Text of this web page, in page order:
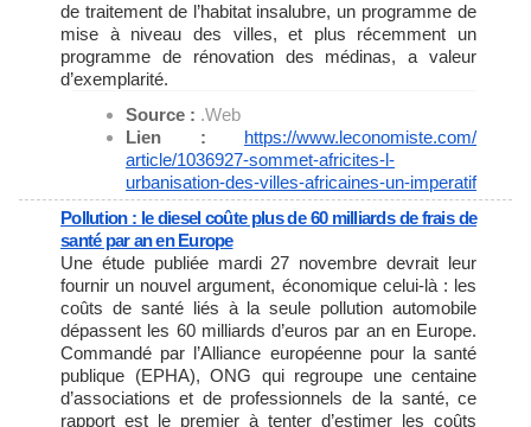
de traitement de l’habitat insalubre, un programme de
mise à niveau des villes, et plus récemment un
programme de rénovation des médinas, a valeur
d’exemplarité.
Source : .Web
Lien : https://www.leconomiste.com/
article/1036927-sommet-africites-l-
urbanisation-des-villes-africaines-un-imperatif
Pollution : le diesel coûte plus de 60 milliards de frais de
santé par an en Europe
Une étude publiée mardi 27 novembre devrait leur
fournir un nouvel argument, économique celui-là : les
coûts de santé liés à la seule pollution automobile
dépassent les 60 milliards d’euros par an en Europe.
Commandé par l’Alliance européenne pour la santé
publique (EPHA), ONG qui regroupe une centaine
d’associations et de professionnels de la santé, ce
rapport est le premier à tenter d’estimer les coûts